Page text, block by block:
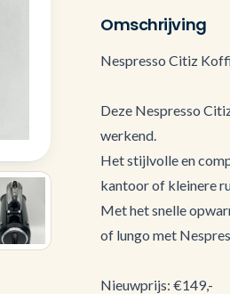
Omschrijving
Nespresso Citiz
Deze Nespresso
werkend.
Het stijlvolle en
kantoor of kleinere
Met het snelle
of lungo met
Nieuwprijs: €149,-